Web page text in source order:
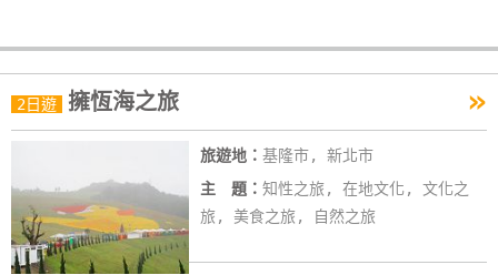
顧
客
滿
度
訂
2日遊 擁恆海之旅 »
旅遊地： 基隆市, 新北市
主 題： 知性之旅, 在地文化, 文化之
旅, 美食之旅, 自然之旅